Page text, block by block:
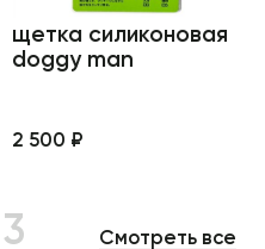
щетка силиконовая
doggy man
2 500 ₽
3 Смотреть все